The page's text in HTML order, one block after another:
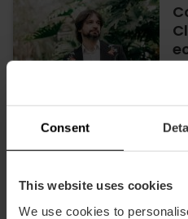
Consent
This website uses cookies
We use cookies to